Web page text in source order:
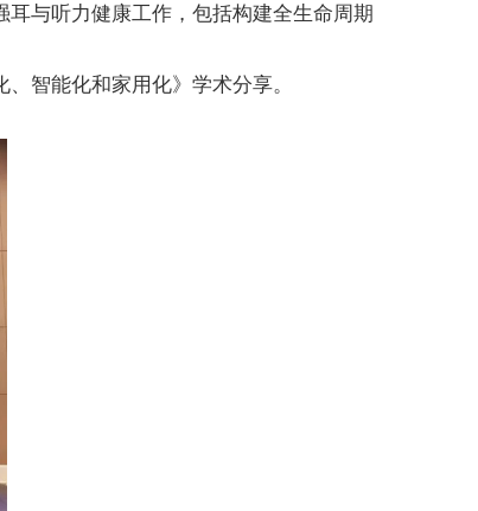
与听力健康工作，包括构建全生命周期
智能化和家用化》学术分享。